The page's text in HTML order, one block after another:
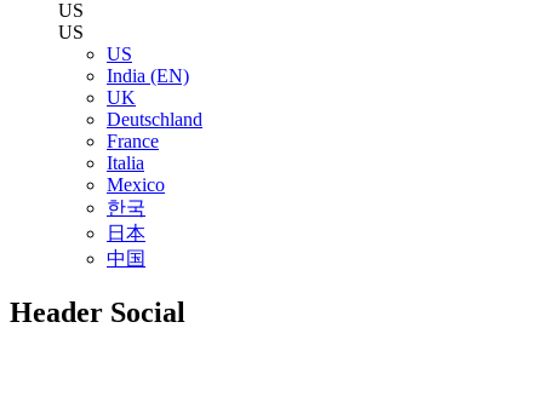
US
US
US
India (EN)
UK
Deutschland
France
Italia
Mexico
한국
日本
中国
Header Social